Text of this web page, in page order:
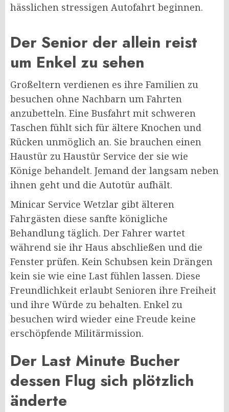
hässlichen stressigen Autofahrt beginnen.
Der Senior der allein reist
um Enkel zu sehen
Großeltern verdienen es ihre Familien zu
besuchen ohne Nachbarn um Fahrten
anzubetteln. Eine Busfahrt mit schweren
Taschen fühlt sich für ältere Knochen und
Rücken unmöglich an. Sie brauchen einen
Haustür zu Haustür Service der sie wie
Könige behandelt. Jemand der langsam neben
ihnen geht und die Autotür aufhält.
Minicar Service Wetzlar gibt älteren
Fahrgästen diese sanfte königliche
Behandlung täglich. Der Fahrer wartet
während sie ihr Haus abschließen und die
Fenster prüfen. Kein Schubsen kein Drängen
kein sie wie eine Last fühlen lassen. Diese
Freundlichkeit erlaubt Senioren ihre Freiheit
und ihre Würde zu behalten. Enkel zu
besuchen wird wieder eine Freude keine
erschöpfende Militärmission.
Der Last Minute Bucher
dessen Flug sich plötzlich
änderte